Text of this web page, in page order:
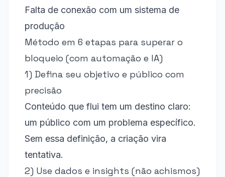
Falta de conexão com um sistema de
produção
Método em 6 etapas para superar o
bloqueio (com automação e IA)
1) Defina seu objetivo e público com
precisão
Conteúdo que flui tem um destino claro:
um público com um problema específico.
Sem essa definição, a criação vira
tentativa.
2) Use dados e insights (não achismos)